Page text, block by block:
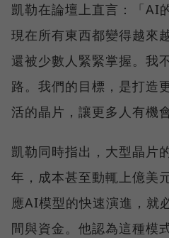
凱勒在論壇上直言：「AI
現在所有東西都變得越來
還被少數人緊緊掌握。我
路。我們的目標，是打造
活的晶片，讓更多人有機
凱勒同時指出，大型晶片
年，成本甚至動輒上億美
應AI模型的快速演進，就
間與資金。他認為這種模